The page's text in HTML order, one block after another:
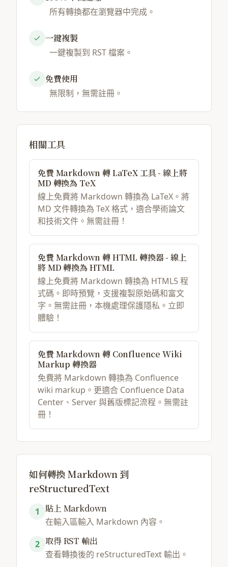
所有轉換都在瀏覽器中完成。
一鍵複製
一鍵複製到 RST 檔案。
免費使用
無限制，無需註冊。
相關工具
免費 Markdown 轉 LaTeX 工具 - 線上將
MD 轉換為 TeX
線上免費將 Markdown 轉換為 LaTeX。將
MD 文件轉換為 TeX 格式，適合學術論文
和技術文件。無需註冊！
免費 Markdown 轉 HTML 轉換器 - 線上
將 MD 轉換為 HTML
線上免費將 Markdown 轉換為 HTML5 程
式碼。即時預覽，支援複製原始碼和富文
字。無需註冊，本機處理保護隱私。立即
體驗！
免費 Markdown 轉 Confluence Wiki
Markup 轉換器
免費將 Markdown 轉換為 Confluence
wiki markup。更適合 Confluence Data
Center、Server 與舊版標記流程。無需註
冊！
如何轉換 Markdown 到
reStructuredText
1 貼上 Markdown
在輸入區輸入 Markdown 內容。
2 取得 RST 輸出
查看轉換後的 reStructuredText 輸出。